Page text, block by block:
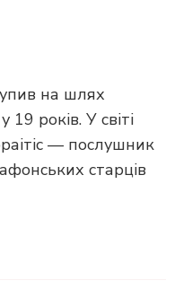
на шлях
років. У світі
— послушник
старців